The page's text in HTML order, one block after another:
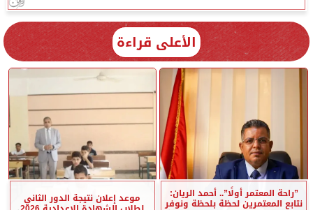
الأعلى قراءة
”راحة المعتمر أولًا”.. أحمد الريان:
نتابع المعتمرين لحظة بلحظة ونوفر موعد إعلان نتيجة الدور الثاني